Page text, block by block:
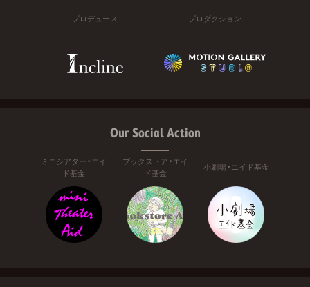
プロデュース プロダクション
Our Social Action
ミニシアター・エイ
ド基金
ブックストア・エイ
ド基金
小劇場・エイド基金